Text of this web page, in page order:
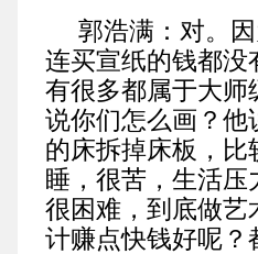
郭浩满：对。
连买宣纸的钱都没
有很多都属于大师
说你们怎么画？他
的床拆掉床板，
睡，很苦，生活
很困难，到底做艺
计赚点快钱好呢？